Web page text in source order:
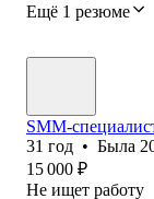
Ещё 1 резюме
SMM-
31 год • Была
15 000 ₽
Не ищет работу